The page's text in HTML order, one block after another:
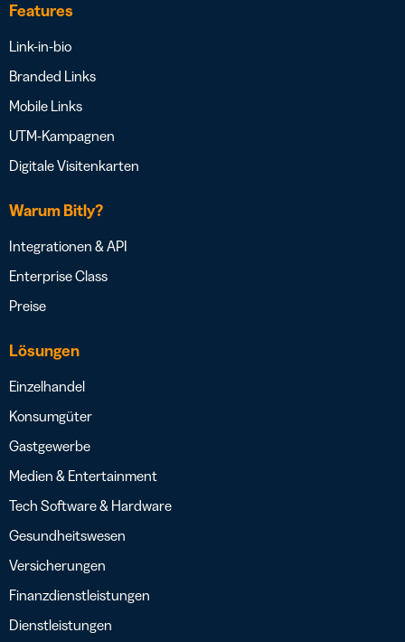
Features
Link-in-bio
Branded Links
Mobile Links
UTM-Kampagnen
Digitale Visitenkarten
Warum Bitly?
Integrationen & API
Enterprise Class
Preise
Lösungen
Einzelhandel
Konsumgüter
Gastgewerbe
Medien & Entertainment
Tech Software & Hardware
Gesundheitswesen
Versicherungen
Finanzdienstleistungen
Dienstleistungen